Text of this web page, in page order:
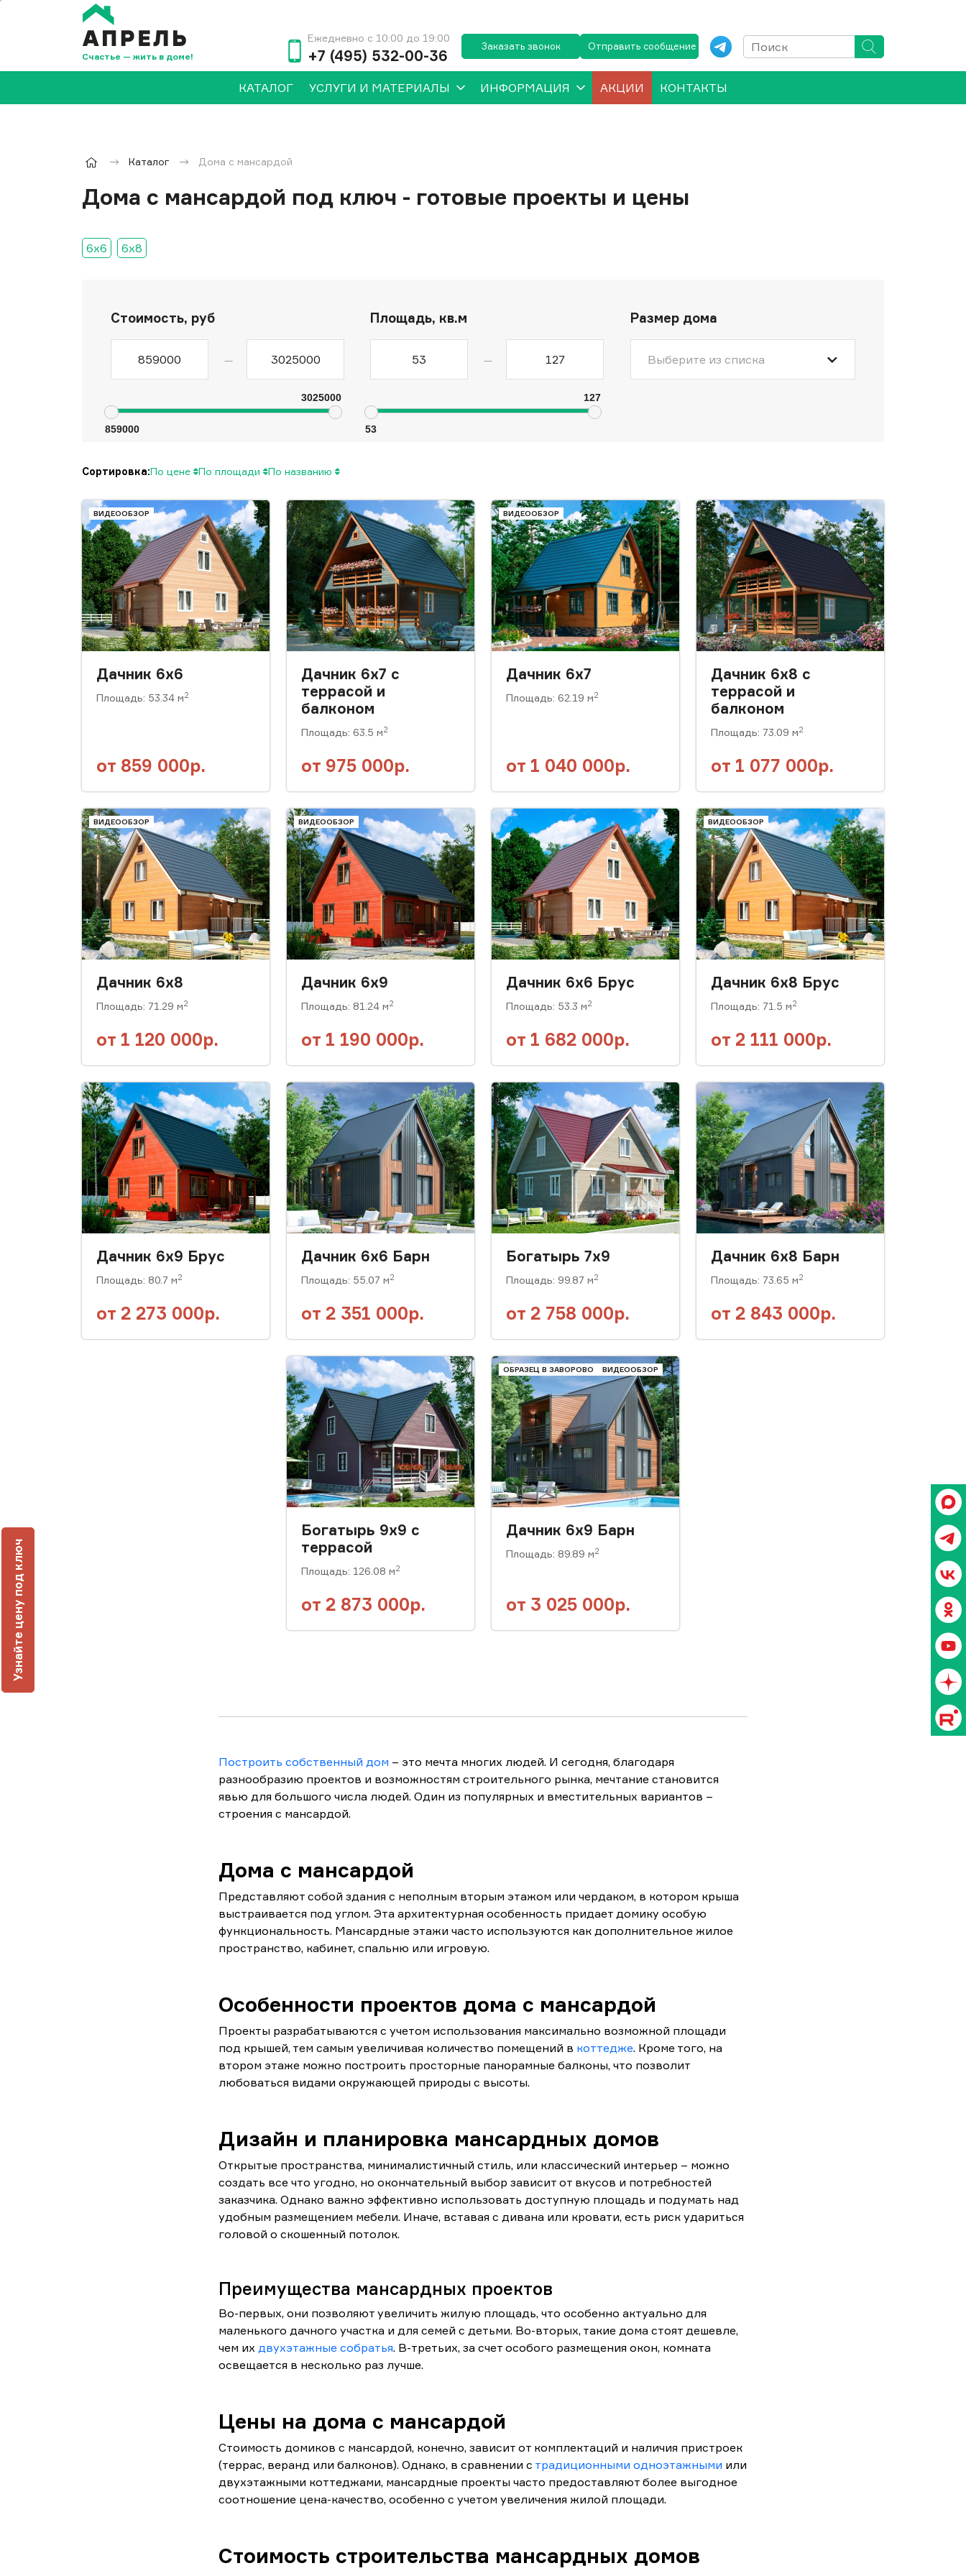
Счастье — жить в доме!
Ежедневно с 10:00 до 19:00
+7 (495) 532-00-36
Заказать звонок Отправить сообщение
КАТАЛОГ УСЛУГИ И МАТЕРИАЛЫ ИНФОРМАЦИЯ АКЦИИ КОНТАКТЫ
Каталог Дома с мансардой
Дома с мансардой под ключ - готовые проекты и цены
6x6 6x8
Стоимость, руб
—
859000
3025000
Площадь, кв.м
—
53
127
Размер дома
Выберите из списка
Сортировка:По цене По площади По названию
ВИДЕООБЗОР
Дачник 6x6
Площадь: 53.34 м2
от 859 000р.
Дачник 6х7 с
террасой и
балконом
Площадь: 63.5 м2
от 975 000р.
ВИДЕООБЗОР
Дачник 6x7
Площадь: 62.19 м2
от 1 040 000р.
Дачник 6x8 с
террасой и
балконом
Площадь: 73.09 м2
от 1 077 000р.
ВИДЕООБЗОР
Дачник 6x8
Площадь: 71.29 м2
от 1 120 000р.
ВИДЕООБЗОР
Дачник 6x9
Площадь: 81.24 м2
от 1 190 000р.
Дачник 6х6 Брус
Площадь: 53.3 м2
от 1 682 000р.
ВИДЕООБЗОР
Дачник 6х8 Брус
Площадь: 71.5 м2
от 2 111 000р.
Дачник 6х9 Брус
Площадь: 80.7 м2
от 2 273 000р.
Дачник 6х6 Барн
Площадь: 55.07 м2
от 2 351 000р.
Богатырь 7x9
Площадь: 99.87 м2
от 2 758 000р.
Дачник 6х8 Барн
Площадь: 73.65 м2
от 2 843 000р.
Богатырь 9x9 с
террасой
Площадь: 126.08 м2
от 2 873 000р.
ОБРАЗЕЦ В ЗАВОРОВО ВИДЕООБЗОР
Дачник 6х9 Барн
Площадь: 89.89 м2
от 3 025 000р.
Построить собственный дом – это мечта многих людей. И сегодня, благодаря
разнообразию проектов и возможностям строительного рынка, мечтание становится
явью для большого числа людей. Один из популярных и вместительных вариантов –
строения с мансардой.
Дома с мансардой
Представляют собой здания с неполным вторым этажом или чердаком, в котором крыша
выстраивается под углом. Эта архитектурная особенность придает домику особую
функциональность. Мансардные этажи часто используются как дополнительное жилое
пространство, кабинет, спальню или игровую.
Особенности проектов дома с мансардой
Проекты разрабатываются с учетом использования максимально возможной площади
под крышей, тем самым увеличивая количество помещений в коттедже. Кроме того, на
втором этаже можно построить просторные панорамные балконы, что позволит
любоваться видами окружающей природы с высоты.
Дизайн и планировка мансардных домов
Открытые пространства, минималистичный стиль, или классический интерьер – можно
создать все что угодно, но окончательный выбор зависит от вкусов и потребностей
заказчика. Однако важно эффективно использовать доступную площадь и подумать над
удобным размещением мебели. Иначе, вставая с дивана или кровати, есть риск удариться
головой о скошенный потолок.
Преимущества мансардных проектов
Во-первых, они позволяют увеличить жилую площадь, что особенно актуально для
маленького дачного участка и для семей с детьми. Во-вторых, такие дома стоят дешевле,
чем их двухэтажные собратья. В-третьих, за счет особого размещения окон, комната
освещается в несколько раз лучше.
Цены на дома с мансардой
Стоимость домиков с мансардой, конечно, зависит от комплектаций и наличия пристроек
(террас, веранд или балконов). Однако, в сравнении с традиционными одноэтажными или
двухэтажными коттеджами, мансардные проекты часто предоставляют более выгодное
соотношение цена-качество, особенно с учетом увеличения жилой площади.
Стоимость строительства мансардных домов
У
з
н
а
й
т
е
ц
е
н
у
п
о
д
к
л
ю
ч